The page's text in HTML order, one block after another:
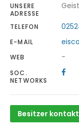
UNSERE
ADRESSE
TELEFON
E-MAIL
WEB -
SOC.
NETWORKS
Besitzer